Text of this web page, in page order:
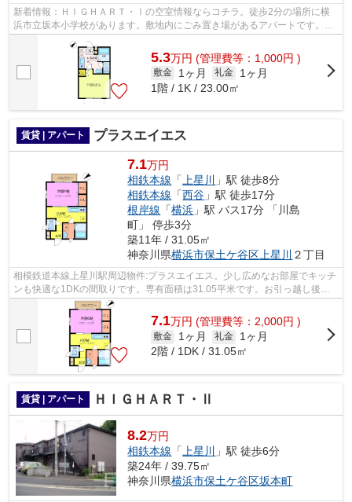
新着情報：ＨＩＧＨＡＲＴ・Ⅰの空室情報ならコチラ。徒歩2分の場所に横
浜市立坂本小学校があります。敷地内にごみ置き場があるアパートです。こ
ちらの物件はアパートです。内見のご連...
5.3万円 (管理費等：1,000円 )
敷金 1ヶ月 礼金
1ヶ月
1階 / 1K / 23.00㎡
賃貸 | アパート プラスエイエス
7.1万円
相鉄本線 「 上星川
」駅 徒歩8分
相鉄本線 「西谷 」駅 徒歩17分
根岸線 「横浜 」駅 バス17分 「川島
町」 停歩3分
築11年 / 31.05㎡
神奈川県横浜市保土ケ谷区 上星川 ２丁目
相模鉄道本線上星川駅周辺物件:プラスエイエス。少し広めなお部屋でキッチ
ンも快適な1DKの間取りです。専有面積は31.05平米です。お引っ越し後の
サポートも充実したアパート物件。通勤...
7.1万円 (管理費等：2,000円 )
敷金 1ヶ月 礼金
1ヶ月
2階 / 1DK / 31.05㎡
賃貸 | アパート ＨＩＧＨＡＲＴ・Ⅱ
8.2万円
相鉄本線 「 上星川
」駅 徒歩6分
築24年 / 39.75㎡
神奈川県横浜市保土ケ谷区坂本町